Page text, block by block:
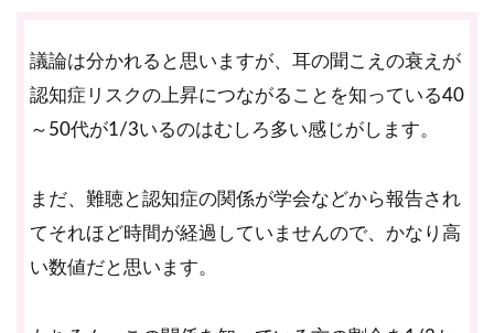
議論は分かれると思いますが、耳の聞こえの衰えが
認知症リスクの上昇につながることを知っている40
～50代が1/3いるのはむしろ多い感じがします。
まだ、難聴と認知症の関係が学会などから報告され
てそれほど時間が経過していませんので、かなり高
い数値だと思います。